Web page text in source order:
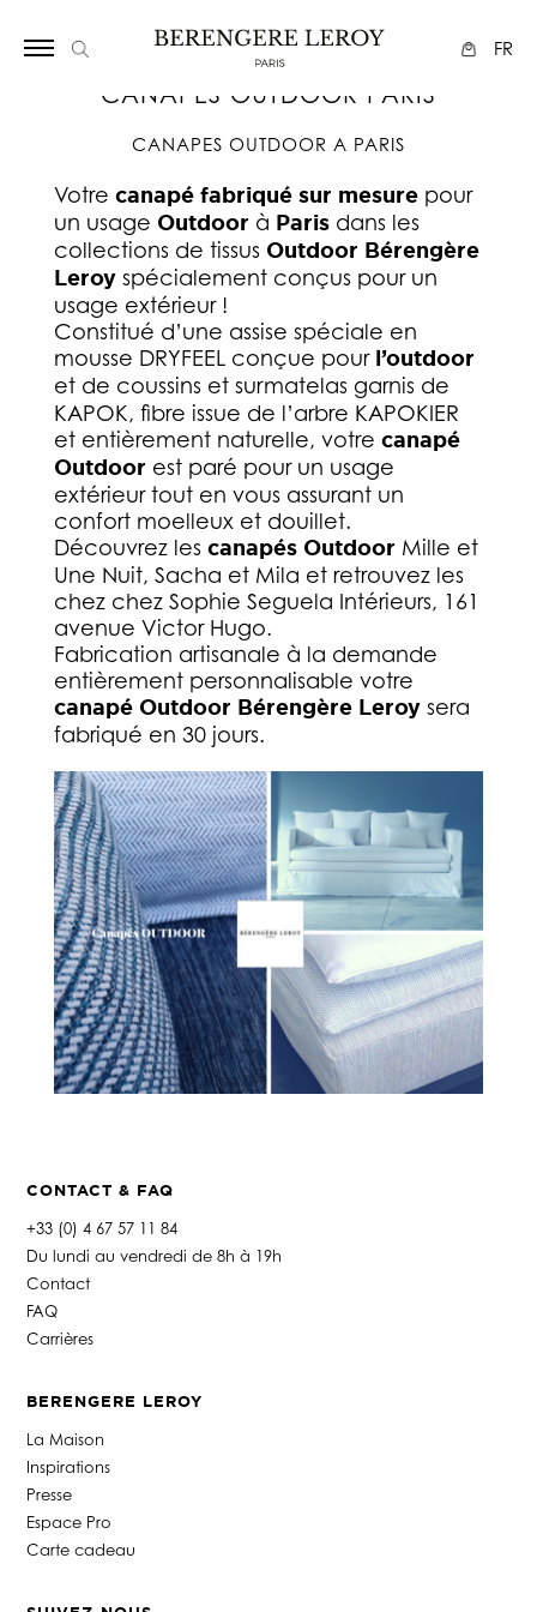
FR
CANAPÉS OUTDOOR PARIS
CANAPES OUTDOOR A PARIS
Votre canapé fabriqué sur mesurepour
un usage Outdoor à Paris dans les
collections de tissusOutdoor Bérengère
Leroyspécialement conçus pour un
usage extérieur !
Constitué d’une assise spéciale en
mousse DRYFEEL conçue pour l’outdoor
et de coussins et surmatelas garnis de
KAPOK, fibre issue de l’arbre KAPOKIER
et entièrement naturelle, votre canapé
Outdoor est paré pour un usage
extérieur tout en vous assurant un
confort moelleux et douillet.
Découvrez les canapés Outdoor Mille et
Une Nuit, Sacha et Mila et retrouvez les
chez chez Sophie Seguela Intérieurs, 161
avenue Victor Hugo.
Fabrication artisanale à la demande
entièrement personnalisable votre
canapé Outdoor Bérengère Leroysera
fabriqué en 30 jours.
CONTACT & FAQ
+33 (0) 4 67 57 11 84
Du lundi au vendredi de 8h à 19h
Contact
FAQ
Carrières
BERENGERE LEROY
La Maison
Inspirations
Presse
Espace Pro
Carte cadeau